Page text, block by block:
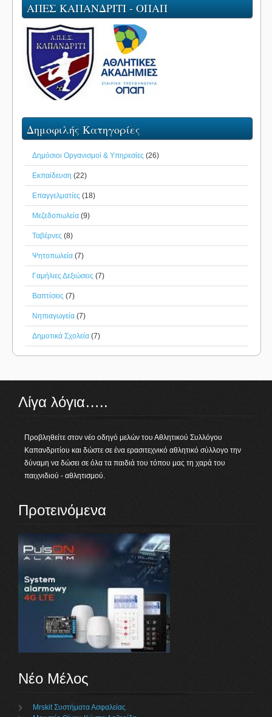
ΑΠΕΣ ΚΑΠΑΝΔΡΙΤΙ - ΟΠΑΠ
Δημοφιλής Κατηγορίες
Δημόσιοι Οργανισμοί & Υπηρεσίες (26)
Εκπαίδευση (22)
Επαγγελματίες (18)
Μεζεδοπωλεία (9)
Ταβέρνες (8)
Ψητοπωλεία (7)
Γαμήλιες Δεξιώσεις (7)
Βαπτίσεις (7)
Νηπιαγωγεία (7)
Δημοτικά Σχολεία (7)
Λίγα λόγια…..
Προβληθείτε στον νέο οδηγό μελών του Αθλητικού Συλλόγου
Καπανδριτίου και δώστε σε ένα ερασιτεχνικό αθλητικό σύλλογο την
δύναμη να δώσει σε όλα τα παιδιά του τόπου μας τη χαρά του
παιχνιδιού - αθλητισμού.
Προτεινόμενα
Νέο Μέλος
Mrskit Συστήματα Ασφαλείας